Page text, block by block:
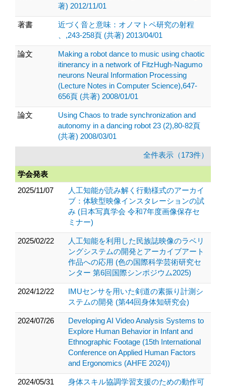
著) 2012/11/01
著書
近づく音と意味：オノマトペ研究の射程
、,243-258頁 (共著) 2013/04/01
論文
Making a robot dance to music using chaotic
itinerancy in a network of FitzHugh-Nagumo
neurons Neural Information Processing
(Lecture Notes in Computer Science),647-
656頁 (共著) 2008/01/01
論文
Using Chaos to trade synchronization and
autonomy in a dancing robot 23 (2),80-82頁
(共著) 2008/03/01
全件表示（173件）
学会発表
2025/11/07
人工知能が読み解く行動様式のアーカイ
ブ：体験型映像インスタレーションの試
み (日本写真学会 令和7年度画像保存セ
ミナー)
2025/02/22
人工知能を利用した民族誌映像のラベリ
ングシステムの開発とアーカイブアート
作品への応用 (色の国際科学芸術研究セ
ンター 第6回国際シンポジウム2025)
2024/12/22
IMUセンサを用いた剣道の素振り計測シ
ステムの開発 (第44回身体知研究会)
2024/07/26
Developing AI Video Analysis Systems to
Explore Human Behavior in Infant and
Ethnographic Footage (15th International
Conference on Applied Human Factors
and Ergonomics (AHFE 2024))
2024/05/31 身体スキル協調学習支援のための動作可